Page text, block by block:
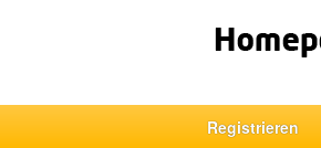
Registrieren